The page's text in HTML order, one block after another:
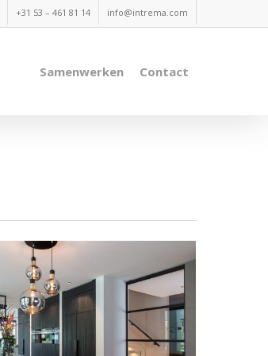
+31 53 – 461 81 14 info@intrema.com
Samenwerken Contact